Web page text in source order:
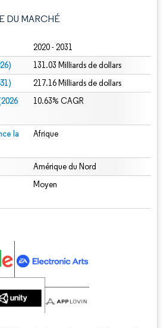
DU MARCHÉ
2020 - 2031
131.03 Milliards de dollars
217.16 Milliards de dollars
10.63% CAGR
la
Afrique
Amérique du Nord
Moyen
La réutilisation nécessite une attribution sous CC